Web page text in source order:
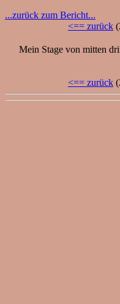
...zurück zum Bericht...
<== zurück
Mein Stage von mitten
<== zurück